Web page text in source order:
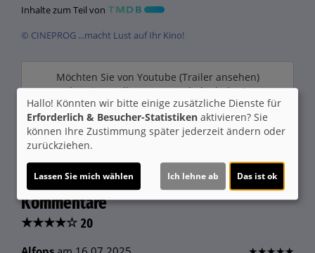
Inhalte zum Teil von
© CINEPROG ...macht Lust auf Ihr Kino!
Möchten Sie von Youtube (Trailer ansehen)
bereitgestellte externe Inhalte laden?
Ja
Kommentare
★★★★☆ 20
Hallo! Könnten wir bitte einige zusätzliche Dienste für
Erforderlich & Besucher-Statistiken aktivieren? Sie
können Ihre Zustimmung später jederzeit ändern oder
zurückziehen.
Lassen Sie mich wählen Ich lehne ab Das ist ok